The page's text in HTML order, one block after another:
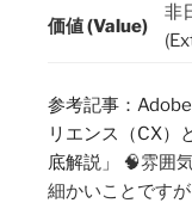
価値 (Value)
非
参考記事：
リエンス
（CX）
底解説」
🧠雰囲
細かいことです